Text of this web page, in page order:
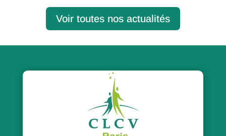
Voir toutes nos actualités